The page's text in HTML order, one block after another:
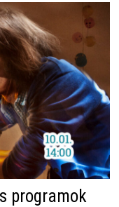
programok